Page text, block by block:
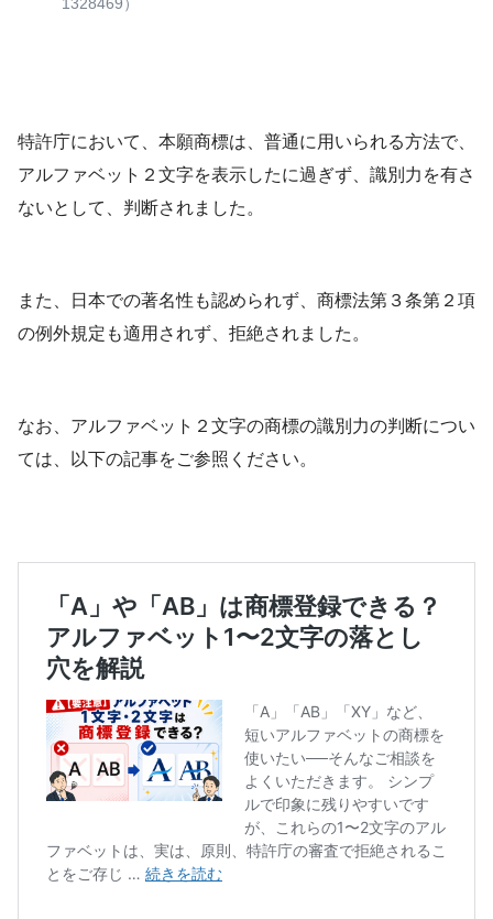
特許庁において、本願商標は、普通に用いられる方法で、
アルファベット２文字を表示したに過ぎず、識別力を有さ
ないとして、判断されました。
また、日本での著名性も認められず、商標法第３条第２項
の例外規定も適用されず、拒絶されました。
なお、アルファベット２文字の商標の識別力の判断につい
ては、以下の記事をご参照ください。